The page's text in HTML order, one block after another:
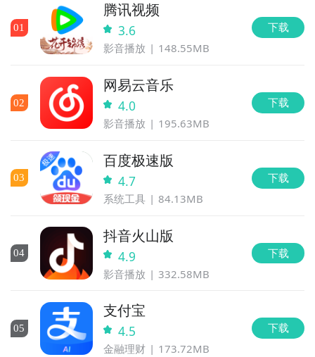
01
腾讯视频
3.6
影音播放 148.55MB
下载
02
网易云音乐
4.0
影音播放 195.63MB
下载
03
百度极速版
4.7
系统工具 84.13MB
下载
04
抖音火山版
4.9
影音播放 332.58MB
下载
05
支付宝
4.5
金融理财 173.72MB
下载